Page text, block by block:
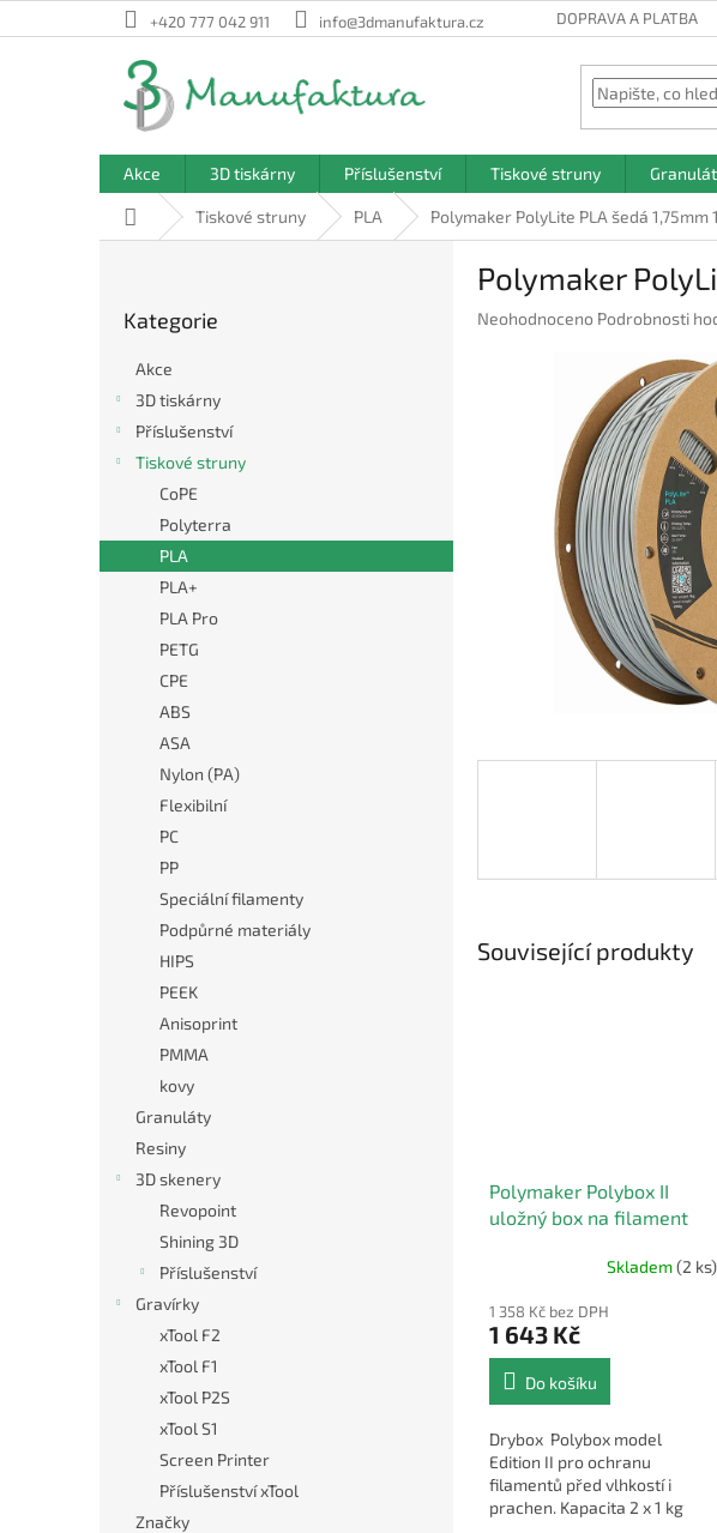
na
+420 777 042 911 info@3dmanufaktura.cz DOPRAVA A PLATBA
Akce 3D tiskárny Příslušenství Tiskové struny
Domů Tiskové struny PLA Polymaker PolyLite PLA šedá 1,75mm
n
e
kategorie
Kategorie
Akce
3D tiskárny
Příslušenství
Tiskové struny
CoPE
Polyterra
PLA
PLA+
PLA Pro
PETG
CPE
ABS
ASA
Nylon (PA)
Flexibilní
PC
PP
Speciální filamenty
Podpůrné materiály
HIPS
PEEK
Anisoprint
PMMA
kovy
Granuláty
Resiny
3D skenery
Revopoint
Shining 3D
Příslušenství
Gravírky
xTool F2
xTool F1
xTool P2S
xTool S1
Screen Printer
Příslušenství xTool
Značky
Polymaker
Průměrné
Neohodnoceno Podrobnosti
Související produkty
Polymaker Polybox II
uložný box na filament
produktu
je
5,0
5
hvězdiček.
Skladem(2 ks)
1 358 Kč bez DPH
1 643 Kč
Do košíku
Drybox Polybox model
Edition II pro ochranu
filamentů před vlhkostí i
prachen. Kapacita 2 x 1 kg